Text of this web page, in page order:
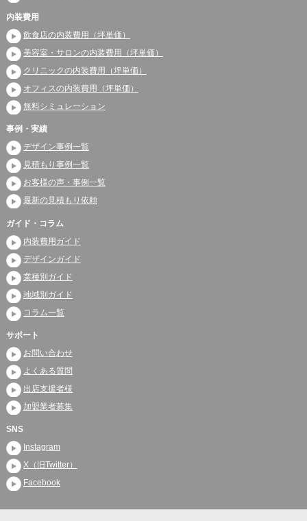
内装費用
飲食店の内装費用（坪単価）
美容室・サロンの内装費用（坪単価）
クリニックの内装費用（坪単価）
オフィスの内装費用（坪単価）
無料シミュレーション
事例・実績
デザイン事例一覧
見積もり事例一覧
お客様の声・事例一覧
最新の見積もり依頼
ガイド・コラム
内装費用ガイド
デザインガイド
業種別ガイド
地域別ガイド
コラム一覧
サポート
お問い合わせ
よくある質問
出店支援者様
加盟業者募集
SNS
Instagram
X（旧Twitter）
Facebook